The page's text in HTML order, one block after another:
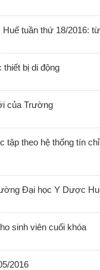
tuần thứ 18/2016:
bị di động
của Trường
tập theo hệ thống tín
Đại học Y Dược
sinh viên cuối khóa
2016